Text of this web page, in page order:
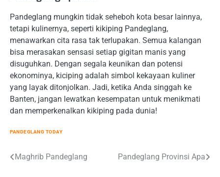
Pandeglang mungkin tidak seheboh kota besar lainnya,
tetapi kulinernya, seperti kikiping Pandeglang,
menawarkan cita rasa tak terlupakan. Semua kalangan
bisa merasakan sensasi setiap gigitan manis yang
disuguhkan. Dengan segala keunikan dan potensi
ekonominya, kiciping adalah simbol kekayaan kuliner
yang layak ditonjolkan. Jadi, ketika Anda singgah ke
Banten, jangan lewatkan kesempatan untuk menikmati
dan memperkenalkan kikiping pada dunia!
PANDEGLANG TODAY
Post
Maghrib Pandeglang Pandeglang Provinsi Apa